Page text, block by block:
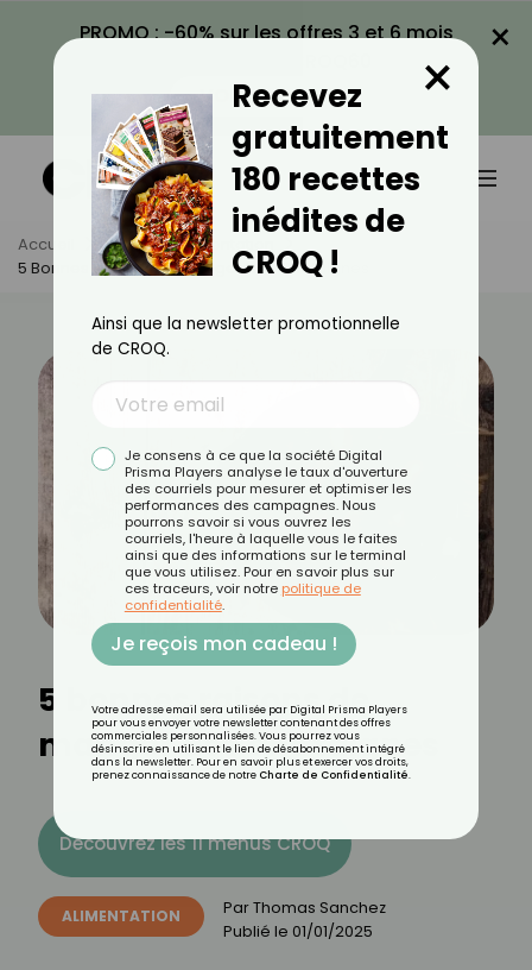
PROMO : -60% sur les offres 3 et 6 mois
VOIR LA PROMO
×
Accueil Actus
Alimentation
5 Bonnes Raisons De Manger Des Châtaignes
5 bonnes raisons de
manger des châtaignes
Découvrez les 11 menus CROQ
ALIMENTATION ParThomas Sanchez
Publié le 01/01/2025
Recevez
gratuitement
180 recettes
inédites de
CROQ !
×
Ainsi que la newsletter promotionnelle
de CROQ.
Je consens à ce que la société Digital
Prisma Players analyse le taux d'ouverture
des courriels pour mesurer et optimiser les
performances des campagnes. Nous
pourrons savoir si vous ouvrez les
courriels, l'heure à laquelle vous le faites
ainsi que des informations sur le terminal
que vous utilisez. Pour en savoir plus sur
ces traceurs, voir notre politique de
confidentialité.
Je reçois mon cadeau !
Votre adresse email sera utilisée par Digital Prisma Players
pour vous envoyer votre newsletter contenant des offres
commerciales personnalisées. Vous pourrez vous
désinscrire en utilisant le lien de désabonnement intégré
dans la newsletter. Pour en savoir plus et exercer vos droits,
prenez connaissance de notre Charte de Confidentialité.